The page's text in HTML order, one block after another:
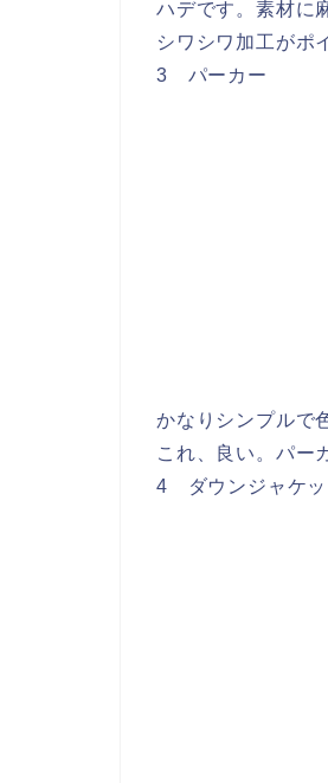
ハデです。素材に
シワシワ加工がポ
3 パーカー
かなりシンプルで
これ、良い。パー
4 ダウンジャケッ